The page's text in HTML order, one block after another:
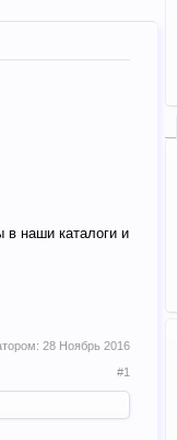
в наши каталоги и
28 Ноябрь 2016
#1